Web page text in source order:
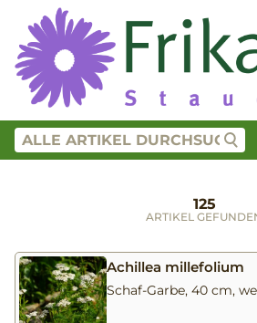
125
ARTIKEL
Achillea millefolium
Schaf-Garbe, 40 cm,